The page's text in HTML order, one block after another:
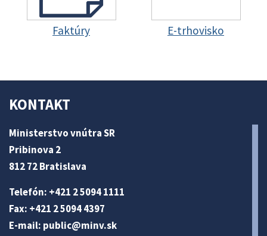
Faktúry E-trhovisko
KONTAKT
Ministerstvo vnútra SR
Pribinova 2
812 72 Bratislava
Telefón: +421 2 5094 1111
Fax: +421 2 5094 4397
E-mail: public@minv.sk